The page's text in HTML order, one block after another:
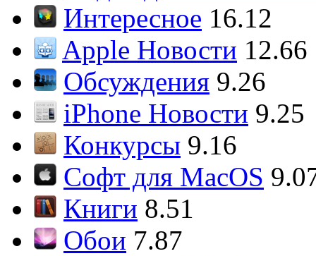
Интересное 16.12
Apple Новости 12.66
Обсуждения 9.26
iPhone Новости 9.25
Конкурсы 9.16
Софт для MacOS
Книги 8.51
Обои 7.87